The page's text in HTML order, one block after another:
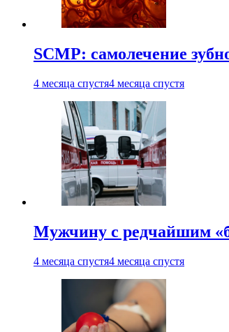
SCMP: самолечение
4 месяца спустя4 месяца спустя
Мужчину с редчайшим
4 месяца спустя4 месяца спустя